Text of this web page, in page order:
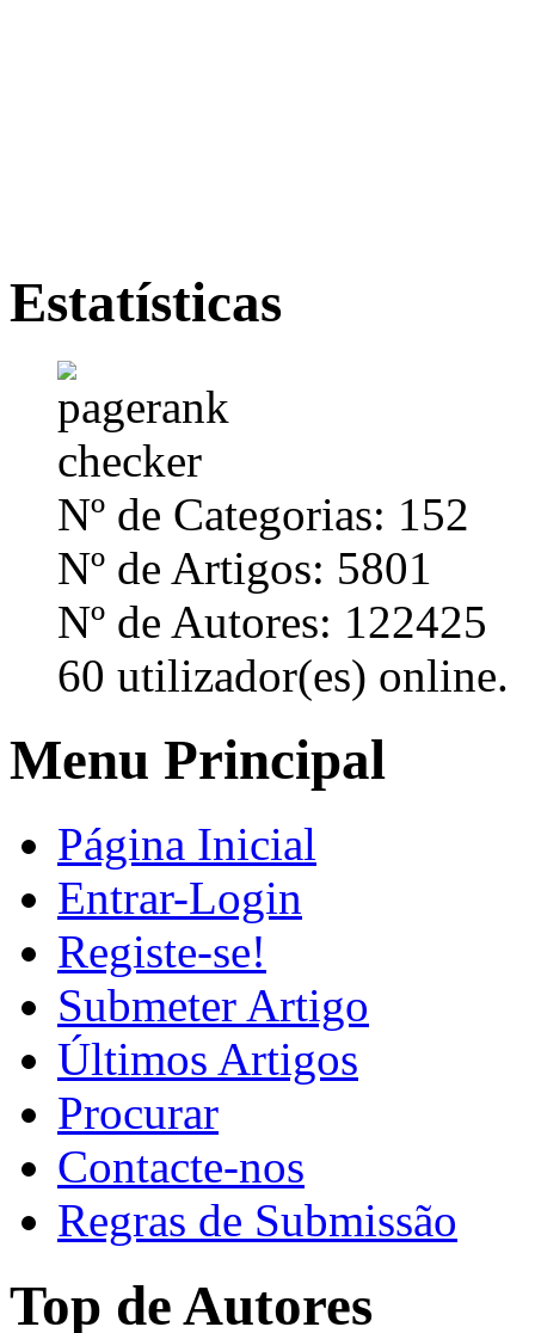
Estatísticas
Nº de Categorias: 152
Nº de Artigos: 5801
Nº de Autores: 122425
60 utilizador(es) online.
Menu Principal
Página Inicial
Entrar-Login
Registe-se!
Submeter Artigo
Últimos Artigos
Procurar
Contacte-nos
Regras de Submissão
Top de Autores